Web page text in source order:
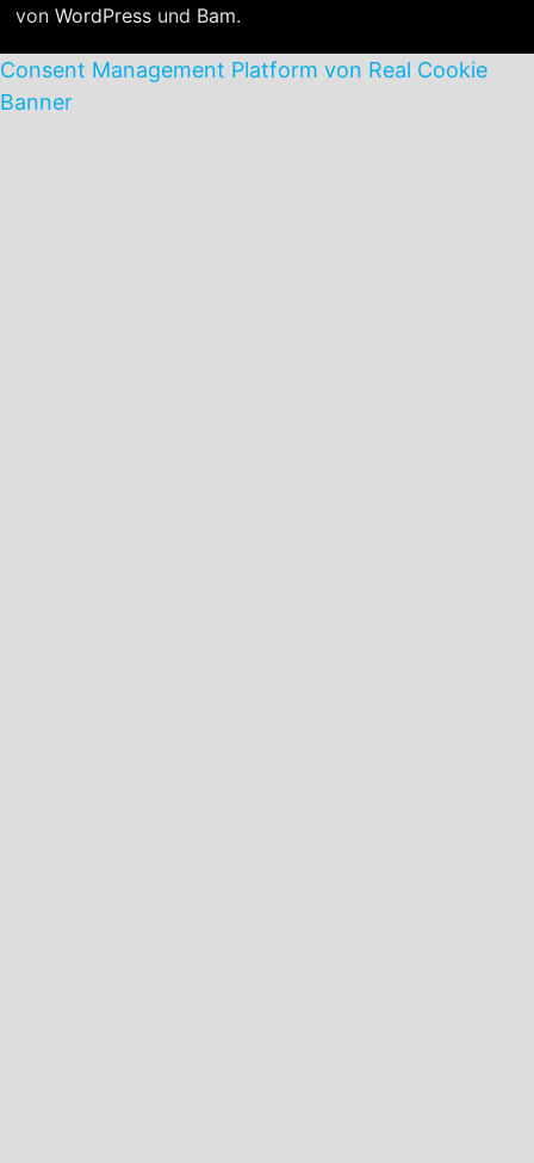
von WordPressund Bam.
Consent Management Platform von Real Cookie
Banner